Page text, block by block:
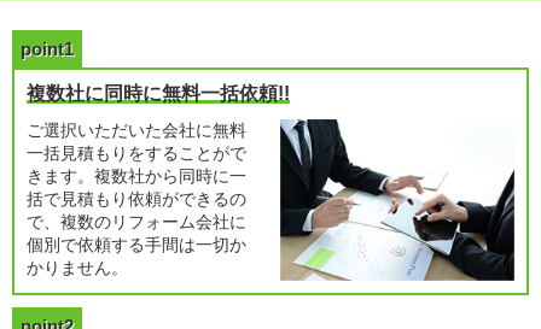
point1
複数社に同時に無料一括依頼!!
ご選択いただいた会社に無料
一括見積もりをすることがで
きます。複数社から同時に一
括で見積もり依頼ができるの
で、複数のリフォーム会社に
個別で依頼する手間は一切か
かりません。